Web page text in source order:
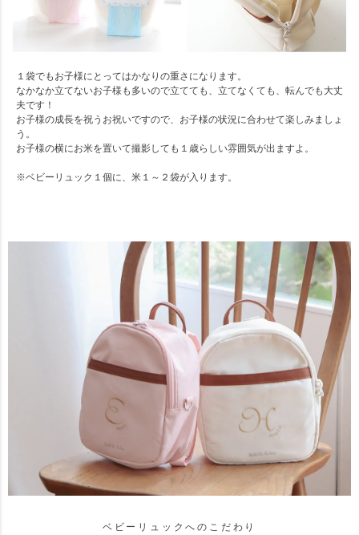
１袋でもお子様にとってはかなりの重さになります。
なかなか立てないお子様も多いので立てても、立てなくても、転んでも大丈
夫です！
お子様の成長を祝うお祝いですので、お子様の状況に合わせて楽しみましょ
う。
お子様の横にお米を置いて撮影しても１歳らしい雰囲気が出ますよ。
※ベビーリュック１個に、米１～２袋が入ります。
ベビーリュックへのこだわり